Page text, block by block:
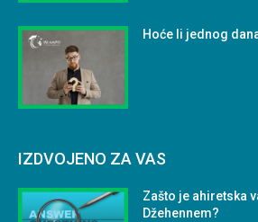
Hoće li jednog
IZDVOJENO ZA VAS
Zašto je ahiretska
Džehennem?